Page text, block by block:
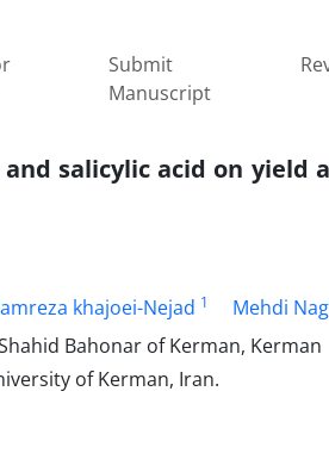
Submit
Manuscript
salicylic acid on yield
khajoei-Nejad 1 Mehdi
Bahonar of Kerman, Kerman
of Kerman, Iran.